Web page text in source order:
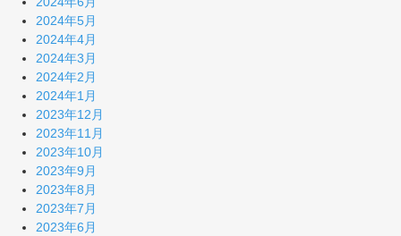
2024年5月
2024年4月
2024年3月
2024年2月
2024年1月
2023年12月
2023年11月
2023年10月
2023年9月
2023年8月
2023年7月
2023年6月